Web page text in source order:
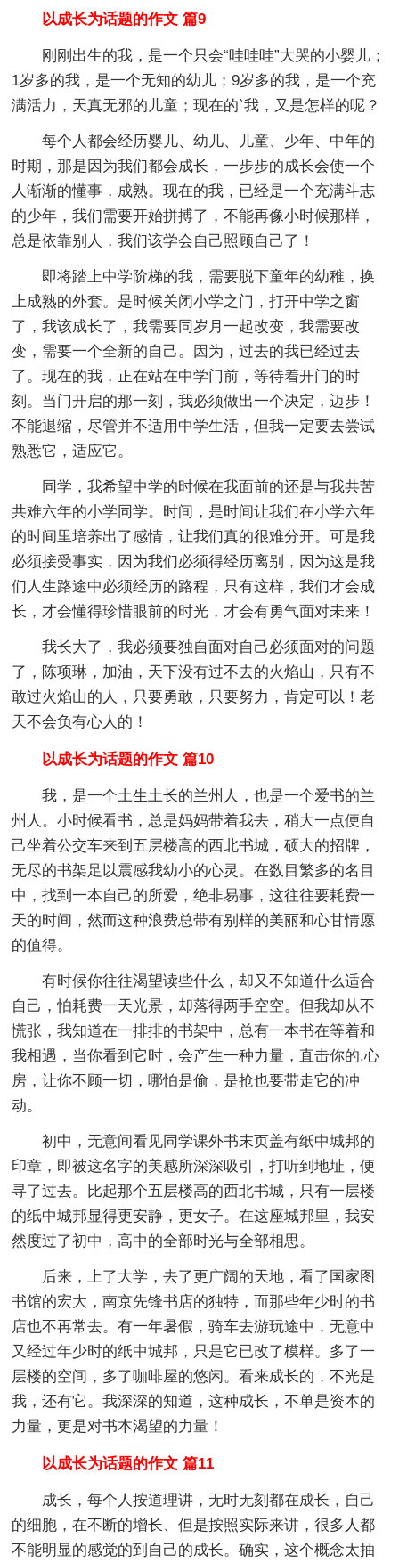
以成长为话题的作文 篇9
刚刚出生的我，是一个只会“哇哇哇”大哭的小婴儿；
1岁多的我，是一个无知的幼儿；9岁多的我，是一个充
满活力，天真无邪的儿童；现在的`我，又是怎样的呢？
每个人都会经历婴儿、幼儿、儿童、少年、中年的
时期，那是因为我们都会成长，一步步的成长会使一个
人渐渐的懂事，成熟。现在的我，已经是一个充满斗志
的少年，我们需要开始拼搏了，不能再像小时候那样，
总是依靠别人，我们该学会自己照顾自己了！
即将踏上中学阶梯的我，需要脱下童年的幼稚，换
上成熟的外套。是时候关闭小学之门，打开中学之窗
了，我该成长了，我需要同岁月一起改变，我需要改
变，需要一个全新的自己。因为，过去的我已经过去
了。现在的我，正在站在中学门前，等待着开门的时
刻。当门开启的那一刻，我必须做出一个决定，迈步！
不能退缩，尽管并不适用中学生活，但我一定要去尝试
熟悉它，适应它。
同学，我希望中学的时候在我面前的还是与我共苦
共难六年的小学同学。时间，是时间让我们在小学六年
的时间里培养出了感情，让我们真的很难分开。可是我
必须接受事实，因为我们必须得经历离别，因为这是我
们人生路途中必须经历的路程，只有这样，我们才会成
长，才会懂得珍惜眼前的时光，才会有勇气面对未来！
我长大了，我必须要独自面对自己必须面对的问题
了，陈项琳，加油，天下没有过不去的火焰山，只有不
敢过火焰山的人，只要勇敢，只要努力，肯定可以！老
天不会负有心人的！
以成长为话题的作文 篇10
我，是一个土生土长的兰州人，也是一个爱书的兰
州人。小时候看书，总是妈妈带着我去，稍大一点便自
己坐着公交车来到五层楼高的西北书城，硕大的招牌，
无尽的书架足以震感我幼小的心灵。在数目繁多的名目
中，找到一本自己的所爱，绝非易事，这往往要耗费一
天的时间，然而这种浪费总带有别样的美丽和心甘情愿
的值得。
有时候你往往渴望读些什么，却又不知道什么适合
自己，怕耗费一天光景，却落得两手空空。但我却从不
慌张，我知道在一排排的书架中，总有一本书在等着和
我相遇，当你看到它时，会产生一种力量，直击你的.心
房，让你不顾一切，哪怕是偷，是抢也要带走它的冲
动。
初中，无意间看见同学课外书末页盖有纸中城邦的
印章，即被这名字的美感所深深吸引，打听到地址，便
寻了过去。比起那个五层楼高的西北书城，只有一层楼
的纸中城邦显得更安静，更女子。在这座城邦里，我安
然度过了初中，高中的全部时光与全部相思。
后来，上了大学，去了更广阔的天地，看了国家图
书馆的宏大，南京先锋书店的独特，而那些年少时的书
店也不再常去。有一年暑假，骑车去游玩途中，无意中
又经过年少时的纸中城邦，只是它已改了模样。多了一
层楼的空间，多了咖啡屋的悠闲。看来成长的，不光是
我，还有它。我深深的知道，这种成长，不单是资本的
力量，更是对书本渴望的力量！
以成长为话题的作文 篇11
成长，每个人按道理讲，无时无刻都在成长，自己
的细胞，在不断的增长、但是按照实际来讲，很多人都
不能明显的感觉的到自己的成长。确实，这个概念太抽